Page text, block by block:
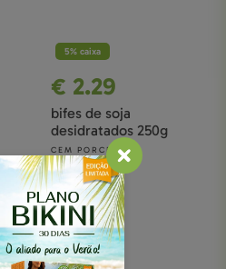
5% caixa
€ 2.29
bifes de soja
desidratados 250g
CEM PORCENTO
5% caixa
€ 3.99